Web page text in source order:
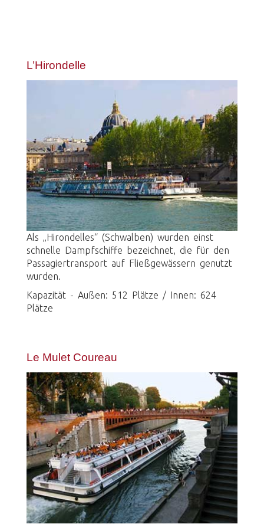
L’Hirondelle
Als „Hirondelles“ (Schwalben) wurden einst
schnelle Dampfschiffe bezeichnet, die für den
Passagiertransport auf Fließgewässern genutzt
wurden.
Kapazität - Außen: 512 Plätze / Innen: 624
Plätze
Le Mulet Coureau